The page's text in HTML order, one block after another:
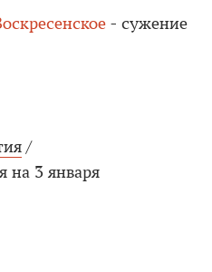
- сужение
/
на 3 января